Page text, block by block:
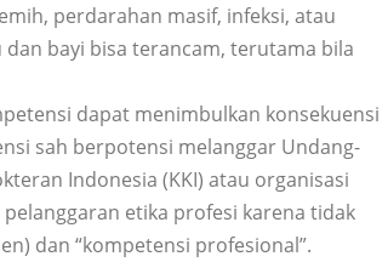
perdarahan masif, infeksi, atau
bayi bisa terancam, terutama bila
dapat menimbulkan konsekuensi
sah berpotensi melanggar Undang-
Indonesia (KKI) atau organisasi
etika profesi karena tidak
dan “kompetensi profesional”.